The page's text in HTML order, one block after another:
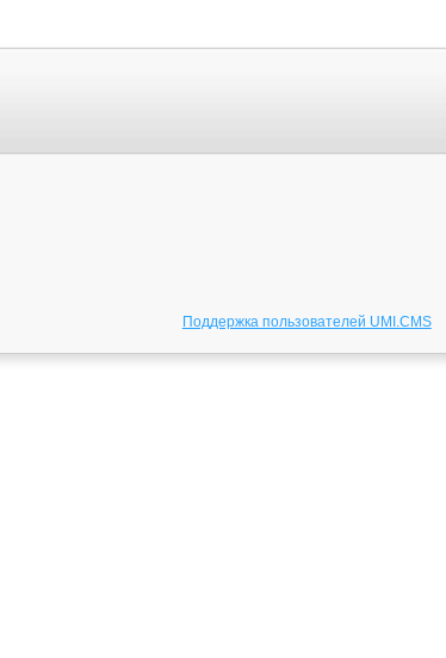
Поддержка пользователей UMI.CMS